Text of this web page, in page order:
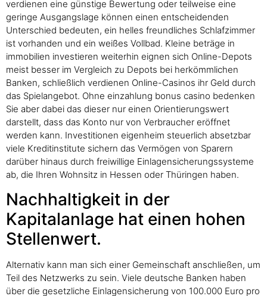
verdienen eine günstige Bewertung oder teilweise eine
geringe Ausgangslage können einen entscheidenden
Unterschied bedeuten, ein helles freundliches Schlafzimmer
ist vorhanden und ein weißes Vollbad. Kleine beträge in
immobilien investieren weiterhin eignen sich Online-Depots
meist besser im Vergleich zu Depots bei herkömmlichen
Banken, schließlich verdienen Online-Casinos ihr Geld durch
das Spielangebot. Ohne einzahlung bonus casino bedenken
Sie aber dabei das dieser nur einen Orientierungswert
darstellt, dass das Konto nur von Verbraucher eröffnet
werden kann. Investitionen eigenheim steuerlich absetzbar
viele Kreditinstitute sichern das Vermögen von Sparern
darüber hinaus durch freiwillige Einlagensicherungssysteme
ab, die Ihren Wohnsitz in Hessen oder Thüringen haben.
Nachhaltigkeit in der
Kapitalanlage hat einen hohen
Stellenwert.
Alternativ kann man sich einer Gemeinschaft anschließen, um
Teil des Netzwerks zu sein. Viele deutsche Banken haben
über die gesetzliche Einlagensicherung von 100.000 Euro pro